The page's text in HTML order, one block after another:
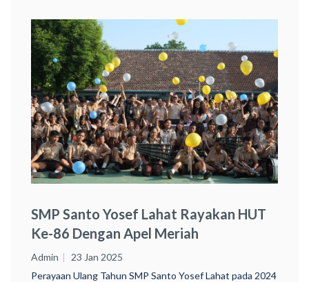
SMP Santo Yosef Lahat Rayakan HUT
Ke-86 Dengan Apel Meriah
Admin
23 Jan 2025
Perayaan Ulang Tahun SMP Santo Yosef Lahat pada 2024